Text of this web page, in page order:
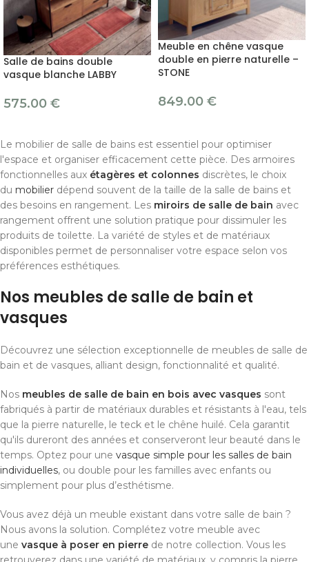
Salle de bains double
vasque blanche LABBY
575.00 €
Meuble en chêne vasque
double en pierre naturelle –
STONE
849.00 €
Le mobilier de salle de bains est essentiel pour optimiser
l'espace et organiser efficacement cette pièce. Des armoires
fonctionnelles aux étagères et colonnes discrètes, le choix
du mobilier dépend souvent de la taille de la salle de bains et
des besoins en rangement. Les miroirs de salle de bain avec
rangement offrent une solution pratique pour dissimuler les
produits de toilette. La variété de styles et de matériaux
disponibles permet de personnaliser votre espace selon vos
préférences esthétiques.
Nos meubles de salle de bain et
vasques
Découvrez une sélection exceptionnelle de meubles de salle de
bain et de vasques, alliant design, fonctionnalité et qualité.
Nos meubles de salle de bain en bois avec vasques sont
fabriqués à partir de matériaux durables et résistants à l'eau, tels
que la pierre naturelle, le teck et le chêne huilé. Cela garantit
qu'ils dureront des années et conserveront leur beauté dans le
temps. Optez pour une vasque simple pour les salles de bain
individuelles, ou double pour les familles avec enfants ou
simplement pour plus d’esthétisme.
Vous avez déjà un meuble existant dans votre salle de bain ?
Nous avons la solution. Complétez votre meuble avec
une vasque à poser en pierre de notre collection. Vous les